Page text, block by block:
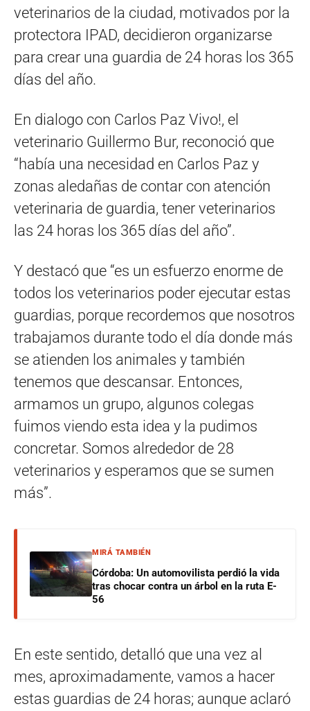
veterinarios de la ciudad, motivados por la
protectora IPAD, decidieron organizarse
para crear una guardia de 24 horas los 365
días del año.
En dialogo con Carlos Paz Vivo!, el
veterinario Guillermo Bur, reconoció que
“había una necesidad en Carlos Paz y
zonas aledañas de contar con atención
veterinaria de guardia, tener veterinarios
las 24 horas los 365 días del año”.
Y destacó que “es un esfuerzo enorme de
todos los veterinarios poder ejecutar estas
guardias, porque recordemos que nosotros
trabajamos durante todo el día donde más
se atienden los animales y también
tenemos que descansar. Entonces,
armamos un grupo, algunos colegas
fuimos viendo esta idea y la pudimos
concretar. Somos alrededor de 28
veterinarios y esperamos que se sumen
más”.
MIRÁ TAMBIÉN
Córdoba: Un automovilista perdió la vida
tras chocar contra un árbol en la ruta E-
56
En este sentido, detalló que una vez al
mes, aproximadamente, vamos a hacer
estas guardias de 24 horas; aunque aclaró